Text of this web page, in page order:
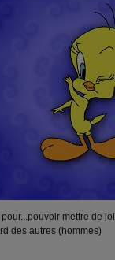
mettre de
des autres (hommes)